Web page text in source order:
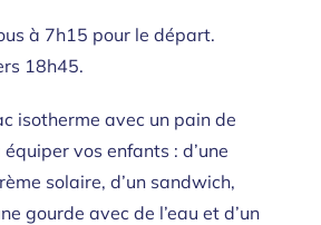
à 7h15 pour le départ.
18h45.
isotherme avec un pain de
vos enfants : d’une
solaire, d’un sandwich,
gourde avec de l’eau et d’un